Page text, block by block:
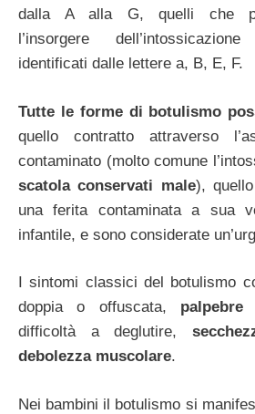
dalla A alla G, quelli che
l’insorgere
identificati dalle lettere a, B, E, F.
Tutte le forme di botulismo
quello contratto attraverso
contaminato (molto comune
scatola conservati male),
una ferita contaminata a sua
infantile, e sono considerate
I sintomi classici del botulismo
doppia o offuscata, palpebre
difficoltà a deglutire,
debolezza muscolare.
Nei bambini il botulismo si